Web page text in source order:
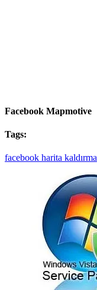
Facebook Mapmotive
Tags:
facebook harita kaldırma